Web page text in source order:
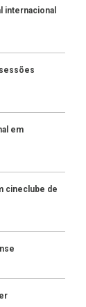
internacional
em
cineclube de